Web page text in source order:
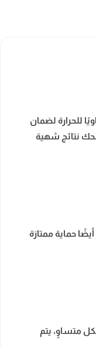
للحرارة لضمان
نتائج شهية
حماية ممتازة
متساوٍ، يتم